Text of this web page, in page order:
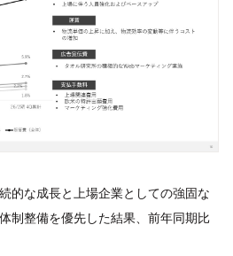
的な成長と上場企業としての強固な
制整備を優先した結果、前年同期比